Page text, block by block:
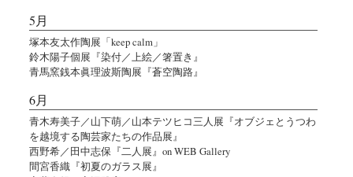
5月
塚本友太作陶展「keep calm」
鈴木陽子個展『染付／上絵／箸置き』
青馬窯銭本眞理波斯陶展『蒼空陶路』
6月
青木寿美子／山下萌／山本テツヒコ三人展『オブジェとうつわ
を越境する陶芸家たちの作品展』
西野希／田中志保『二人展』on WEB Gallery
間宮香織『初夏のガラス展』